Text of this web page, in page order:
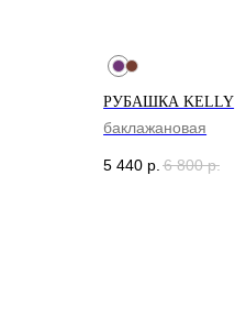
РУБАШКА KELLY
баклажановая
5 440 р. 6 800 р.
КОНТАКТЫ